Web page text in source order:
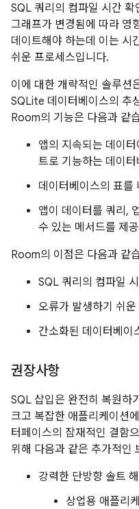
SQL 쿼리의 컴파일 시간
그래프가 변경됨에 따라 영
데이트해야 하는데 이는 시
쉬운 프로세스입니다.
이에 대한 개략적인 솔루션
SQLite 데이터베이스의 추
Room의 기능은 다음과 같
앱의 지속되는 데이
트로 기능하는 데이
데이터베이스의 표를
앱이 데이터를 쿼리,
수 있는 메서드를 제
Room의 이점은 다음과 같
SQL 쿼리의 컴파일
오류가 발생하기 쉬
간소화된 데이터베이
권장사항
SQL 삽입은 완전히 복원하
크고 복잡한 애플리케이션
터페이스의 잠재적인 결함
위해 다음과 같은 추가적인
강력한 단방향 솔트
상업용 애플리